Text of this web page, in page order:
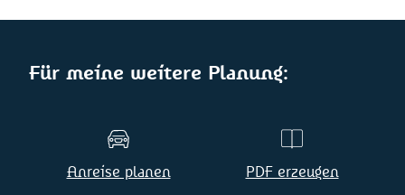
Für meine weitere Planung:
Anreise planen PDF erzeugen